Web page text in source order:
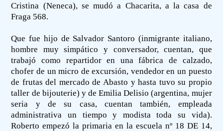
Cristina (Neneca), se mudó a Chacarita, a la casa de
Fraga 568.
Que fue hijo de Salvador Santoro (inmigrante italiano,
hombre muy simpático y conversador, cuentan, que
trabajó como repartidor en una fábrica de calzado,
chofer de un micro de excursión, vendedor en un puesto
de frutas del mercado de Abasto y hasta tuvo su propio
taller de bijouterie) y de Emilia Delisio (argentina, mujer
seria y de su casa, cuentan también, empleada
administrativa un tiempo y modista toda su vida).
Roberto empezó la primaria en la escuela nº 18 DE 14,